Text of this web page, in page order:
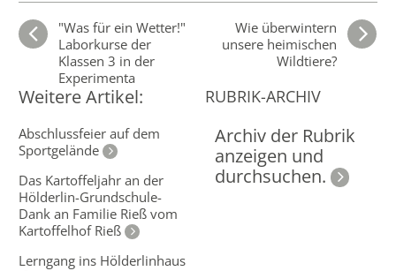
"Was für ein Wetter!"
Laborkurse der
Klassen 3 in der
Experimenta
Wie überwintern
unsere heimischen
Wildtiere?
Weitere Artikel:
Abschlussfeier auf dem
Sportgelände
Das Kartoffeljahr an der
Hölderlin-Grundschule-
Dank an Familie Rieß vom
Kartoffelhof Rieß
Lerngang ins Hölderlinhaus
RUBRIK-ARCHIV
Archiv der Rubrik
anzeigen und
durchsuchen.